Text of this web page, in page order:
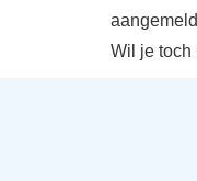
Wil je toch